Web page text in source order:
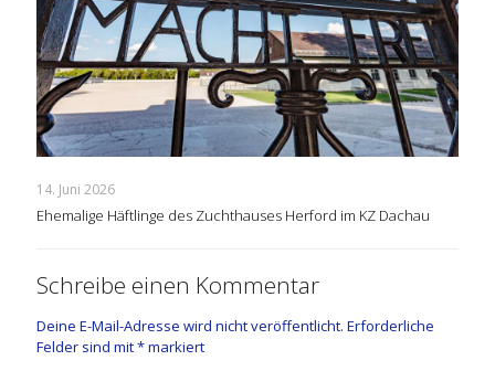
14. Juni 2026
Ehemalige Häftlinge des Zuchthauses Herford im KZ Dachau
Schreibe einen Kommentar
Deine E-Mail-Adresse wird nicht veröffentlicht. Erforderliche
Felder sind mit*markiert